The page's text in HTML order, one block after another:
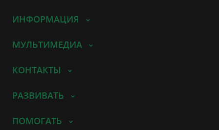
ИНФОРМАЦИЯ
МУЛЬТИМЕДИА
КОНТАКТЫ
РАЗВИВАТЬ
ПОМОГАТЬ